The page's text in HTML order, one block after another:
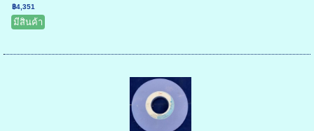
฿4,351
มีสินค้า